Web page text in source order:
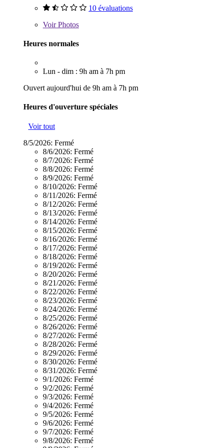
10 évaluations
VoirPhotos
Heures normales
Lun - dim : 9h am à 7h pm
Ouvert aujourd'hui de 9h am à 7h pm
Heures d'ouverture spéciales
Voir tout
8/5/2026: Fermé
8/6/2026: Fermé
8/7/2026: Fermé
8/8/2026: Fermé
8/9/2026: Fermé
8/10/2026: Fermé
8/11/2026: Fermé
8/12/2026: Fermé
8/13/2026: Fermé
8/14/2026: Fermé
8/15/2026: Fermé
8/16/2026: Fermé
8/17/2026: Fermé
8/18/2026: Fermé
8/19/2026: Fermé
8/20/2026: Fermé
8/21/2026: Fermé
8/22/2026: Fermé
8/23/2026: Fermé
8/24/2026: Fermé
8/25/2026: Fermé
8/26/2026: Fermé
8/27/2026: Fermé
8/28/2026: Fermé
8/29/2026: Fermé
8/30/2026: Fermé
8/31/2026: Fermé
9/1/2026: Fermé
9/2/2026: Fermé
9/3/2026: Fermé
9/4/2026: Fermé
9/5/2026: Fermé
9/6/2026: Fermé
9/7/2026: Fermé
9/8/2026: Fermé